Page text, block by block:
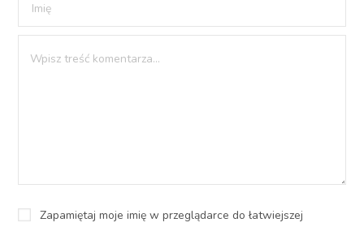
Zapamiętaj moje imię w przeglądarce do łatwiejszej